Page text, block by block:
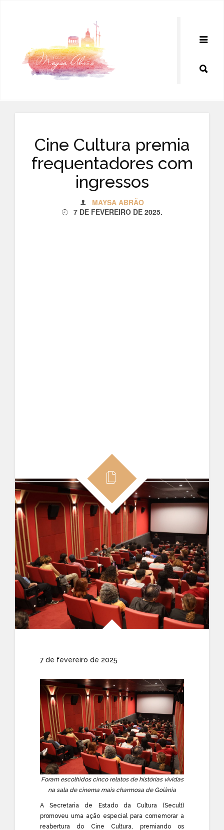
Cine Cultura premia
frequentadores com
ingressos
MAYSA ABRÃO
7 DE FEVEREIRO DE 2025.
7 de fevereiro de 2025
Foram escolhidos cinco relatos de histórias vividas
na sala de cinema mais charmosa de Goiânia
A Secretaria de Estado da Cultura (Secult)
promoveu uma ação especial para comemorar a
reabertura do Cine Cultura, premiando os